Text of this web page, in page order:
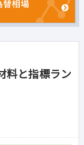
料と指標ラン